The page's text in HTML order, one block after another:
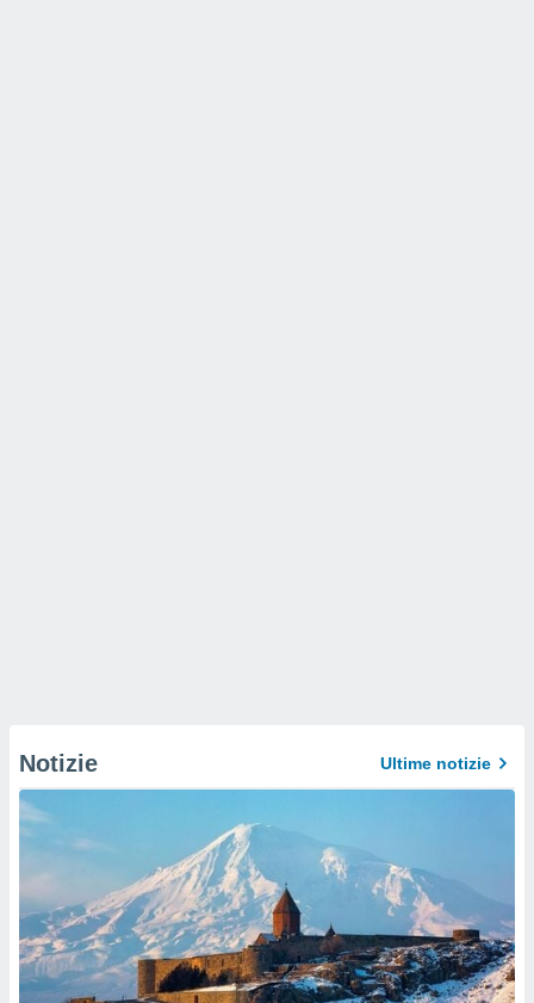
Notizie Ultime notizie